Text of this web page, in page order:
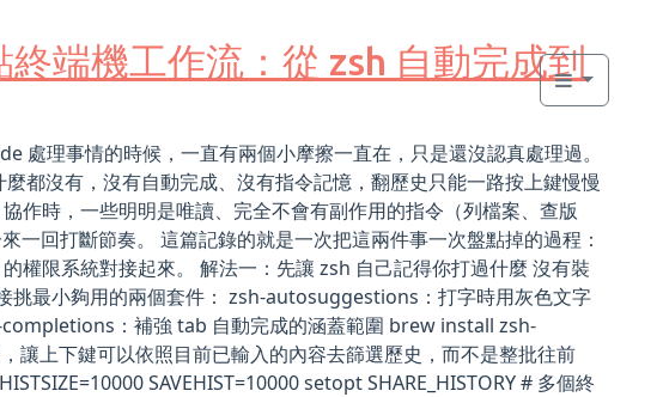
端機工作流：從 zsh 自動完成到
處理事情的時候，一直有兩個小摩擦一直在，只是還沒認真處理過。
都沒有，沒有自動完成、沒有指令記憶，翻歷史只能一路按上鍵慢慢
作時，一些明明是唯讀、完全不會有副作用的指令（列檔案、查版
一回打斷節奏。 這篇記錄的就是一次把這兩件事一次盤點掉的過程：
權限系統對接起來。 解法一：先讓 zsh 自己記得你打過什麼 沒有裝
挑最小夠用的兩個套件： zsh-autosuggestions：打字時用灰色文字
：補強 tab 自動完成的涵蓋範圍 brew install zsh-
上下鍵可以依照目前已輸入的內容去篩選歷史，而不是整批往前
SAVEHIST=10000 setopt SHARE_HISTORY # 多個終